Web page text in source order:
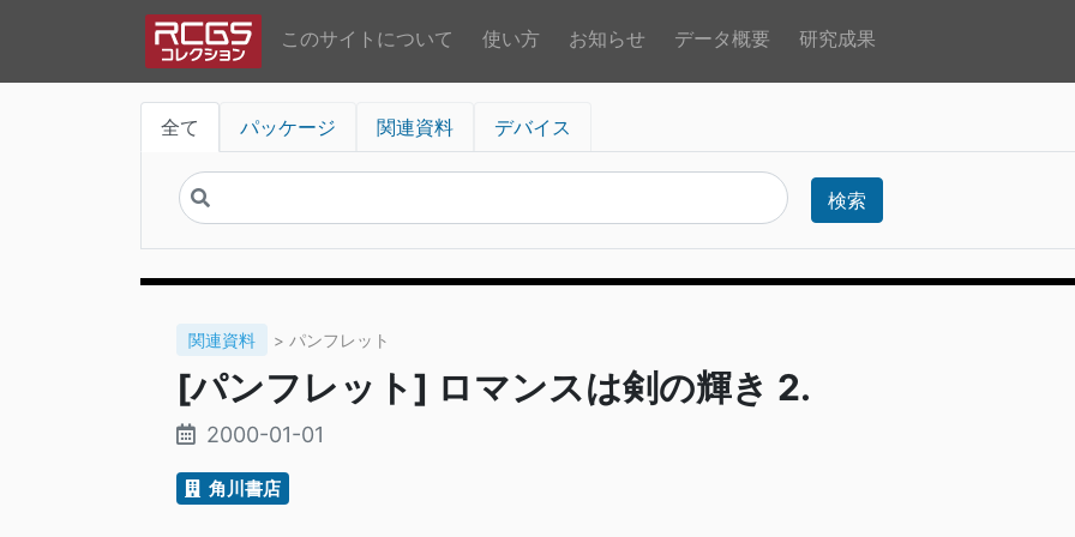
このサイトについて 使い方 お知らせ データ概要 研究成果
全て パッケージ 関連資料 デバイス
検索
関連資料 > パンフレット
[パンフレット] ロマンスは剣の輝き 2.
2000-01-01
角川書店